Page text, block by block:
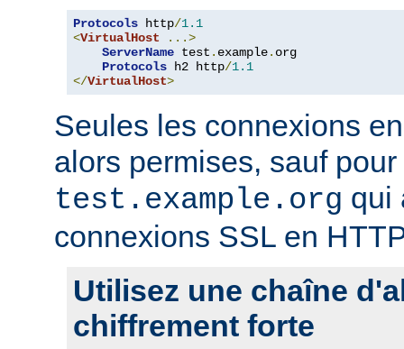
Protocols http/1.1
<VirtualHost
...>
ServerName test . example. org
Protocols h2 http/1.1
</VirtualHost>
Seules les connexions
alors permises, sauf
test.example.org qui
connexions SSL en
Utilisez une chaîne
chiffrement forte